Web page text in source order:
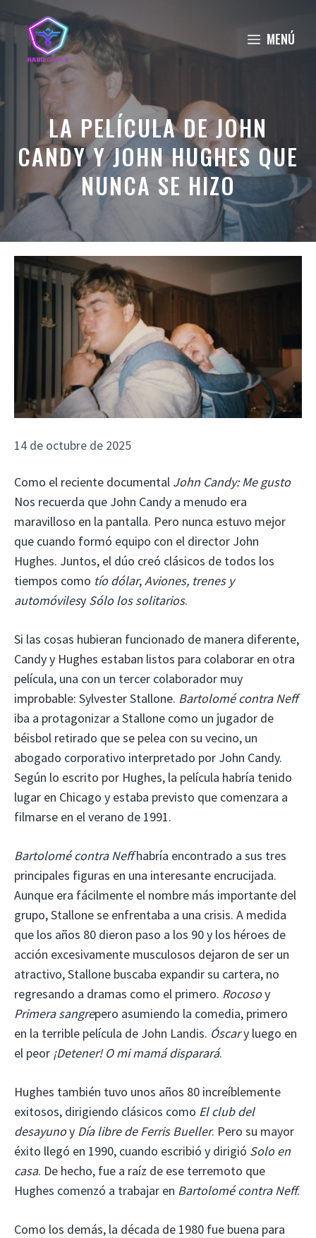
contenido
MENÚ
LA PELÍCULA DE JOHN
CANDY Y JOHN HUGHES QUE
NUNCA SE HIZO
14 de octubre de 2025
Como el reciente documental John Candy: Me gusto
Nos recuerda que John Candy a menudo era
maravilloso en la pantalla. Pero nunca estuvo mejor
que cuando formó equipo con el director John
Hughes. Juntos, el dúo creó clásicos de todos los
tiempos como tío dólar,Aviones, trenes y
automóvilesy Sólo los solitarios.
Si las cosas hubieran funcionado de manera diferente,
Candy y Hughes estaban listos para colaborar en otra
película, una con un tercer colaborador muy
improbable: Sylvester Stallone. Bartolomé contra Neff
iba a protagonizar a Stallone como un jugador de
béisbol retirado que se pelea con su vecino, un
abogado corporativo interpretado por John Candy.
Según lo escrito por Hughes, la película habría tenido
lugar en Chicago y estaba previsto que comenzara a
filmarse en el verano de 1991.
Bartolomé contra Neffhabría encontrado a sus tres
principales figuras en una interesante encrucijada.
Aunque era fácilmente el nombre más importante del
grupo, Stallone se enfrentaba a una crisis. A medida
que los años 80 dieron paso a los 90 y los héroes de
acción excesivamente musculosos dejaron de ser un
atractivo, Stallone buscaba expandir su cartera, no
regresando a dramas como el primero. Rocosoy
Primera sangrepero asumiendo la comedia, primero
en la terrible película de John Landis. Óscary luego en
el peor ¡Detener! O mi mamá disparará.
Hughes también tuvo unos años 80 increíblemente
exitosos, dirigiendo clásicos como El club del
desayunoy Día libre de Ferris Bueller. Pero su mayor
éxito llegó en 1990, cuando escribió y dirigió Solo en
casa. De hecho, fue a raíz de ese terremoto que
Hughes comenzó a trabajar en Bartolomé contra Neff.
Como los demás, la década de 1980 fue buena para